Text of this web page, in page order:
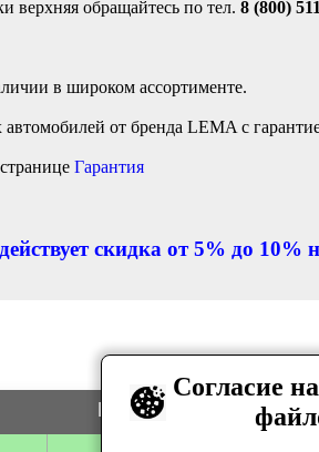
верхняя обращайтесь по тел. 8 (800)
в широком ассортименте.
от бренда LEMA с
Гарантия
скидка от 5% до 10%
Цена Количество
Согласие